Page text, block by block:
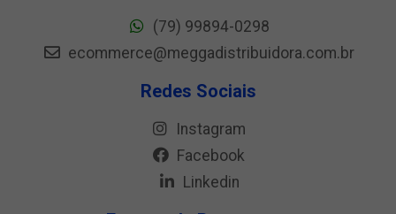
(79) 99894-0298
ecommerce@meggadistribuidora.com.br
Redes Sociais
Instagram
Facebook
Linkedin